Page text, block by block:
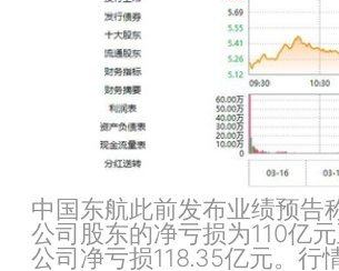
中国东航此前发布业绩预告
公司股东的净亏损为110亿
公司净亏损118.35亿元。行